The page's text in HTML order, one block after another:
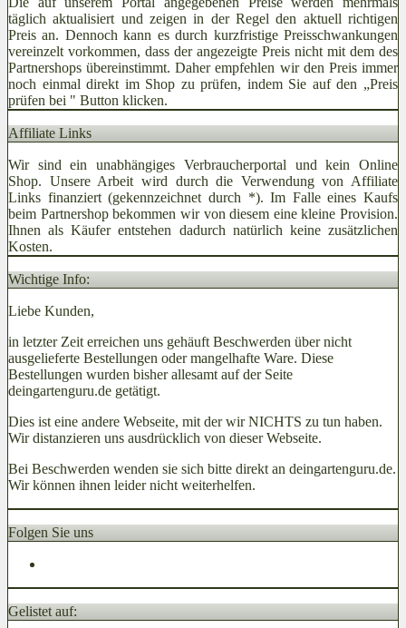
täglich aktualisiert und zeigen in der Regel den aktuell richtigen
Preis an. Dennoch kann es durch kurzfristige Preisschwankungen
vereinzelt vorkommen, dass der angezeigte Preis nicht mit dem des
Partnershops übereinstimmt. Daher empfehlen wir den Preis immer
noch einmal direkt im Shop zu prüfen, indem Sie auf den „Preis
prüfen bei " Button klicken.
Affiliate Links
Wir sind ein unabhängiges Verbraucherportal und kein Online
Shop. Unsere Arbeit wird durch die Verwendung von Affiliate
Links finanziert (gekennzeichnet durch *). Im Falle eines Kaufs
beim Partnershop bekommen wir von diesem eine kleine Provision.
Ihnen als Käufer entstehen dadurch natürlich keine zusätzlichen
Kosten.
Wichtige Info:
Liebe Kunden,
in letzter Zeit erreichen uns gehäuft Beschwerden über nicht
ausgelieferte Bestellungen oder mangelhafte Ware. Diese
Bestellungen wurden bisher allesamt auf der Seite
deingartenguru.de getätigt.
Dies ist eine andere Webseite, mit der wir NICHTS zu tun haben.
Wir distanzieren uns ausdrücklich von dieser Webseite.
Bei Beschwerden wenden sie sich bitte direkt an deingartenguru.de.
Wir können ihnen leider nicht weiterhelfen.
Folgen Sie uns
Gelistet auf: